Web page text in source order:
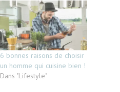
6 bonnes raisons de choisir
un homme qui cuisine bien !
Dans "Lifestyle"